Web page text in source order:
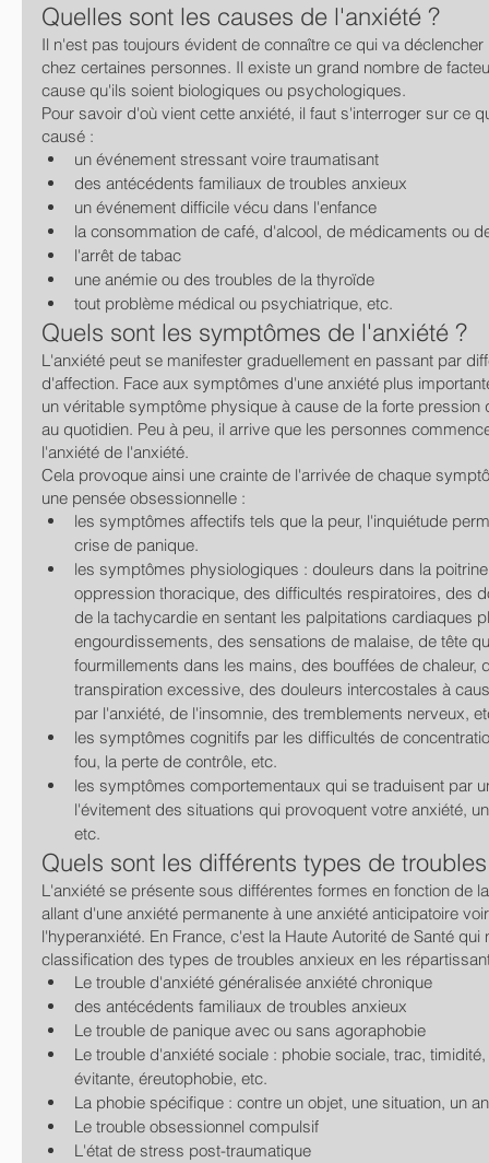
Quelles sont les causes de l'anxiété ?
Il n'est pas toujours évident de connaître ce qui va
chez certaines personnes. Il existe un grand nombre de
cause qu'ils soient biologiques ou psychologiques.
Pour savoir d'où vient cette anxiété, il faut s'interroger sur ce
causé :
un événement stressant voire traumatisant
des antécédents familiaux de troubles anxieux
un événement difficile vécu dans l'enfance
la consommation de café, d'alcool, de médicaments ou
l'arrêt de tabac
une anémie ou des troubles de la thyroïde
tout problème médical ou psychiatrique, etc.
Quels sont les symptômes de l'anxiété ?
L'anxiété peut se manifester graduellement en passant par
d'affection. Face aux symptômes d'une anxiété plus
un véritable symptôme physique à cause de la forte
au quotidien. Peu à peu, il arrive que les personnes
l'anxiété de l'anxiété.
Cela provoque ainsi une crainte de l'arrivée de chaque
une pensée obsessionnelle :
les symptômes affectifs tels que la peur, l'inquiétude
crise de panique.
les symptômes physiologiques : douleurs dans la
oppression thoracique, des difficultés respiratoires, des
de la tachycardie en sentant les palpitations cardiaques
engourdissements, des sensations de malaise, de tête
fourmillements dans les mains, des bouffées de chaleur,
transpiration excessive, des douleurs intercostales à
par l'anxiété, de l'insomnie, des tremblements nerveux,
les symptômes cognitifs par les difficultés de
fou, la perte de contrôle, etc.
les symptômes comportementaux qui se traduisent par
l'évitement des situations qui provoquent votre anxiété,
etc.
Quels sont les différents types de
L'anxiété se présente sous différentes formes en fonction de
allant d'une anxiété permanente à une anxiété anticipatoire
l'hyperanxiété. En France, c'est la Haute Autorité de Santé
classification des types de troubles anxieux en les
Le trouble d'anxiété généralisée anxiété chronique
des antécédents familiaux de troubles anxieux
Le trouble de panique avec ou sans agoraphobie
Le trouble d'anxiété sociale : phobie sociale, trac,
évitante, éreutophobie, etc.
La phobie spécifique : contre un objet, une situation, un
Le trouble obsessionnel compulsif
L'état de stress post-traumatique